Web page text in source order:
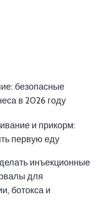
безопасные
в 2026 году
и прикорм:
первую еду
инъекционные
для
ботокса и